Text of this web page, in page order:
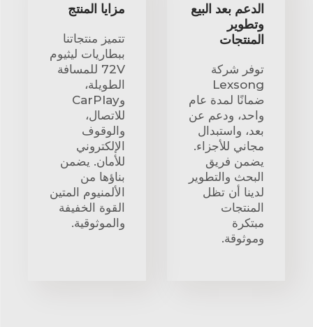
الدعم بعد البيع
وتطوير
المنتجات
توفر شركة
Lexsong
ضمانًا لمدة عام
واحد، ودعم عن
بعد، واستبدال
مجاني للأجزاء.
يضمن فريق
البحث والتطوير
لدينا أن تظل
المنتجات
مبتكرة
وموثوقة.
مزايا المنتج
تتميز منتجاتنا
ببطاريات ليثيوم
72V للمسافة
الطويلة،
وCarPlay
للاتصال،
والوقوف
الإلكتروني
للأمان. يضمن
بناؤها من
الألمنيوم المتين
القوة الخفيفة
والموثوقية.